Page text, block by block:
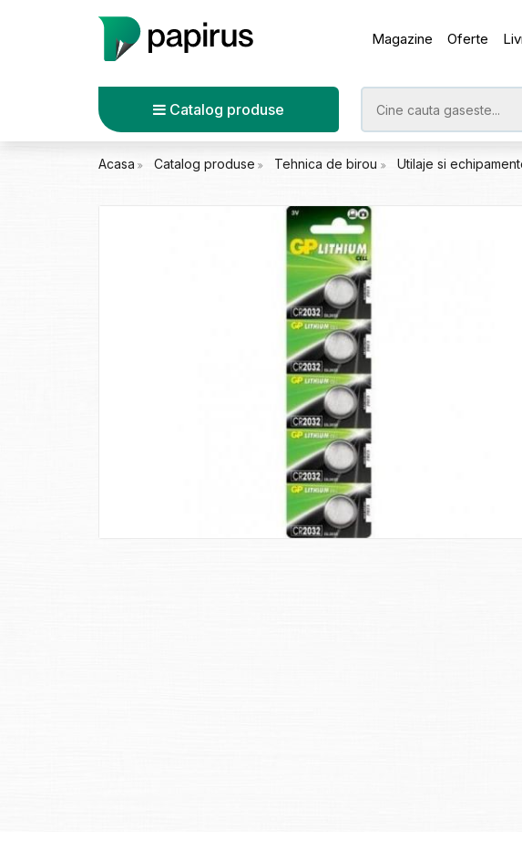
Magazine Oferte
Catalog produse
Acasa Catalog produse Tehnica de birou Utilaje si